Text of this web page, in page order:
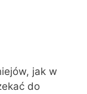
jak w
do